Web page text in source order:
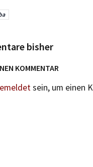
bisher
KOMMENTAR
sein, um einen